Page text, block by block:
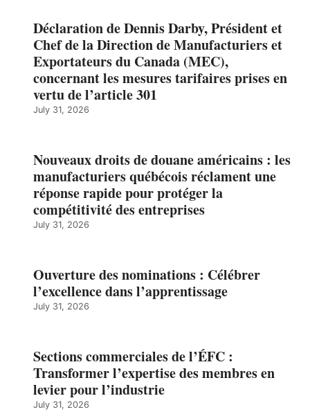
Déclaration de Dennis Darby, Président et
Chef de la Direction de Manufacturiers et
Exportateurs du Canada (MEC),
concernant les mesures tarifaires prises en
vertu de l’article 301
July 31, 2026
Nouveaux droits de douane américains : les
manufacturiers québécois réclament une
réponse rapide pour protéger la
compétitivité des entreprises
July 31, 2026
Ouverture des nominations : Célébrer
l’excellence dans l’apprentissage
July 31, 2026
Sections commerciales de l’ÉFC :
Transformer l’expertise des membres en
levier pour l’industrie
July 31, 2026